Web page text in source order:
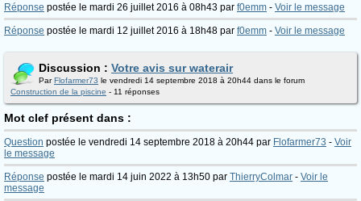
Réponse postée le mardi 26 juillet 2016 à 08h43 par f0emm - Voir le message
Réponse postée le mardi 12 juillet 2016 à 18h48 par f0emm - Voir le message
Discussion : Votre avis sur waterair
ParFlofarmer73 le vendredi 14 septembre 2018 à 20h44 dans le forum
Construction de la piscine - 11 réponses
Mot clef présent dans :
Question postée le vendredi 14 septembre 2018 à 20h44 par Flofarmer73 - Voir
le message
Réponse postée le mardi 14 juin 2022 à 13h50 par ThierryColmar - Voir le
message